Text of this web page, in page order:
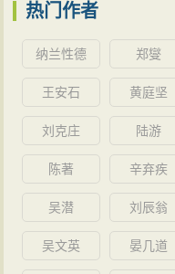
热门作者
纳兰性德 郑燮
王安石 黄庭坚
刘克庄 陆游
陈著 辛弃疾
吴潜 刘辰翁
吴文英 晏几道